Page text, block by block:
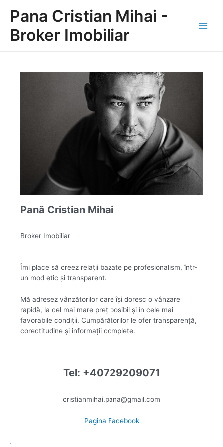
Pana Cristian Mihai -
Broker Imobiliar
Pană Cristian Mihai
Broker Imobiliar
Îmi place să creez relații bazate pe profesionalism, într-
un mod etic și transparent.
Mă adresez vânzătorilor care își doresc o vânzare
rapidă, la cel mai mare preț posibil și în cele mai
favorabile condiții. Cumpărătorilor le ofer transparență,
corectitudine și informații complete.
Tel: +40729209071
cristianmihai.pana@gmail.com
Pagina Facebook
.